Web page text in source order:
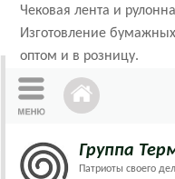
Чековая лента и
Изготовление
оптом и в розницу.
Группа
Патриоты своего